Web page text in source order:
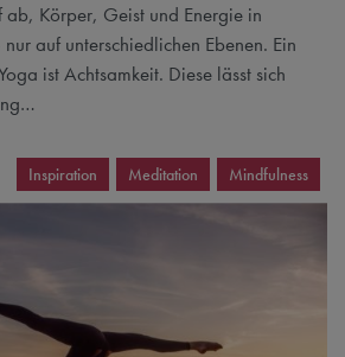
Körper, Geist und Energie in
auf unterschiedlichen Ebenen. Ein
ist Achtsamkeit. Diese lässt sich
Inspiration Meditation Mindfulness